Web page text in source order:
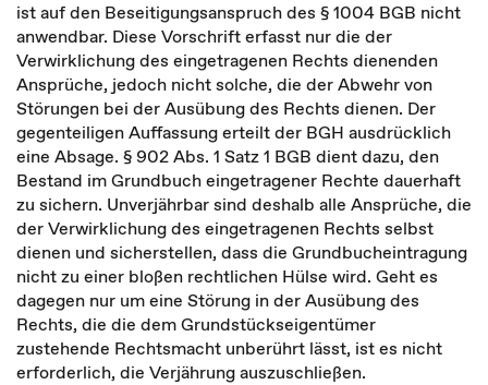
ist auf den Beseitigungsanspruch des § 1004 BGB nicht
anwendbar. Diese Vorschrift erfasst nur die der
Verwirklichung des eingetragenen Rechts dienenden
Ansprüche, jedoch nicht solche, die der Abwehr von
Störungen bei der Ausübung des Rechts dienen. Der
gegenteiligen Auffassung erteilt der BGH ausdrücklich
eine Absage. § 902 Abs. 1 Satz 1 BGB dient dazu, den
Bestand im Grundbuch eingetragener Rechte dauerhaft
zu sichern. Unverjährbar sind deshalb alle Ansprüche, die
der Verwirklichung des eingetragenen Rechts selbst
dienen und sicherstellen, dass die Grundbucheintragung
nicht zu einer bloßen rechtlichen Hülse wird. Geht es
dagegen nur um eine Störung in der Ausübung des
Rechts, die die dem Grundstückseigentümer
zustehende Rechtsmacht unberührt lässt, ist es nicht
erforderlich, die Verjährung auszuschließen.